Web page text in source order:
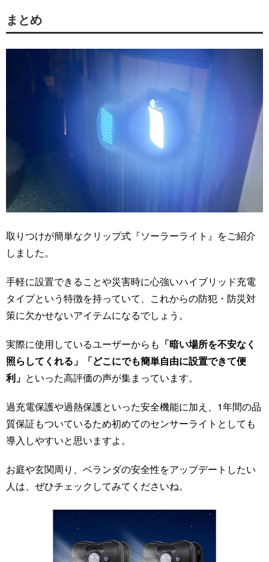
まとめ
取りつけが簡単なクリップ式『ソーラーライト』をご紹介
しました。
手軽に設置できることや災害時に心強いハイブリッド充電
タイプという特徴を持っていて、これからの防犯・防災対
策に欠かせないアイテムになるでしょう。
実際に使用しているユーザーからも 「暗い場所を不安なく
照らしてくれる」「どこにでも簡単自由に設置できて便
利」 といった高評価の声が集まっています。
過充電保護や過熱保護といった安全機能に加え、1年間の品
質保証もついているため初めてのセンサーライトとしても
導入しやすいと思いますよ。
お庭や玄関周り、ベランダの安全性をアップデートしたい
人は、ぜひチェックしてみてくださいね。